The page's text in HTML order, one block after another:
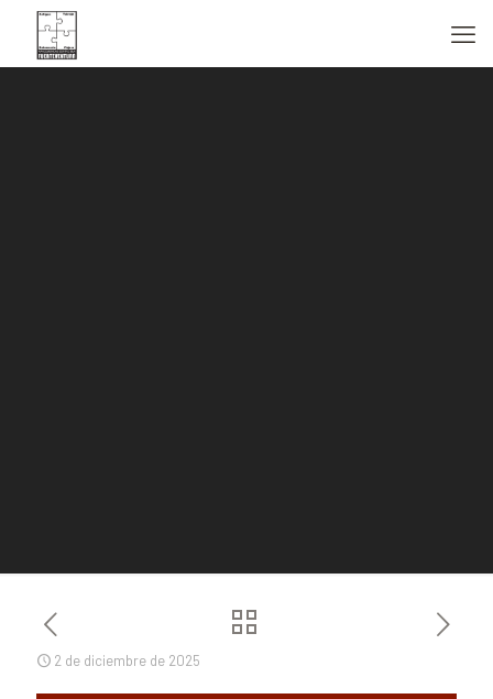
2 de diciembre de 2025